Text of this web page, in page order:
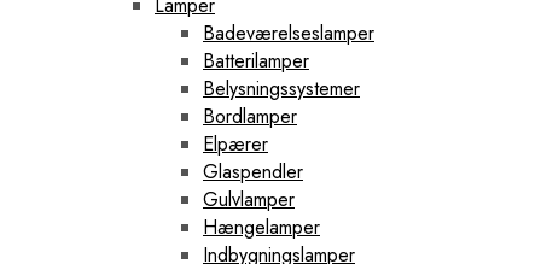
Badeværelseslamper
Batterilamper
Belysningssystemer
Bordlamper
Elpærer
Glaspendler
Gulvlamper
Hængelamper
Indbygningslamper